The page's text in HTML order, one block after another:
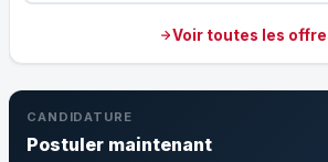
Voir toutes les
CANDIDATURE
Postuler maintenant